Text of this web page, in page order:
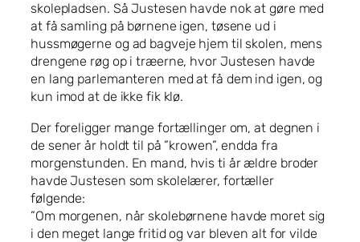
skolepladsen. Så Justesen havde nok at gøre med
at få samling på børnene igen, tøsene ud i
hussmøgerne og ad bagveje hjem til skolen, mens
drengene røg op i træerne, hvor Justesen havde
en lang parlemanteren med at få dem ind igen, og
kun imod at de ikke fik klø.
Der foreligger mange fortællinger om, at degnen i
de sener år holdt til på ”krowen”, endda fra
morgenstunden. En mand, hvis ti år ældre broder
havde Justesen som skolelærer, fortæller
følgende:
”Om morgenen, når skolebørnene havde moret sig
i den meget lange fritid og var bleven alt for vilde